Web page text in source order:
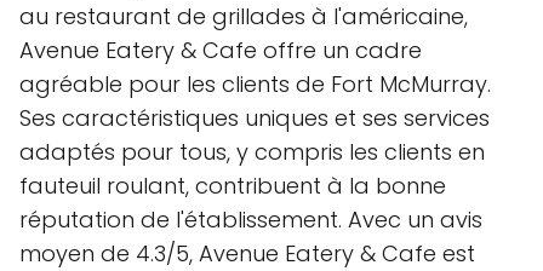
au restaurant de grillades à l'américaine,
Avenue Eatery & Cafe offre un cadre
agréable pour les clients de Fort McMurray.
Ses caractéristiques uniques et ses services
adaptés pour tous, y compris les clients en
fauteuil roulant, contribuent à la bonne
réputation de l'établissement. Avec un avis
moyen de 4.3/5, Avenue Eatery & Cafe est